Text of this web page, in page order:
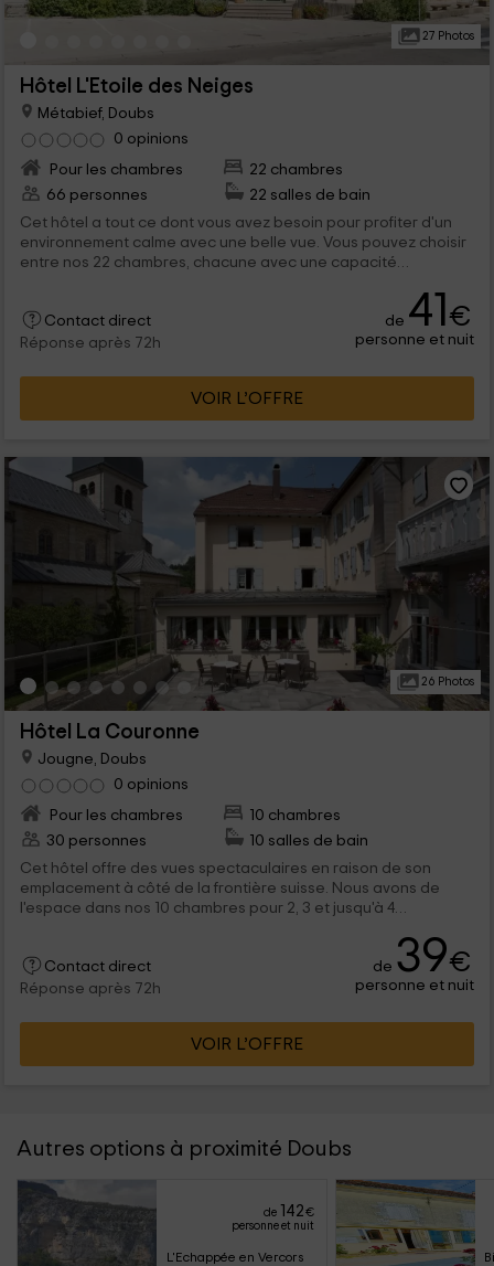
27 Photos
Hôtel L'Etoile des Neiges
Métabief, Doubs
0 opinions
Pour les chambres
22 chambres
66 personnes
22 salles de bain
Cet hôtel a tout ce dont vous avez besoin pour profiter d'un
environnement calme avec une belle vue. Vous pouvez choisir
entre nos 22 chambres, chacune avec une capacité
Contact direct
Réponse après 72h
de 41€
personne et nuit
VOIR L’OFFRE
26 Photos
Hôtel La Couronne
Jougne, Doubs
0 opinions
Pour les chambres
10 chambres
30 personnes
10 salles de bain
Cet hôtel offre des vues spectaculaires en raison de son
emplacement à côté de la frontière suisse. Nous avons de
l'espace dans nos 10 chambres pour 2, 3 et jusqu'à 4
Contact direct
Réponse après 72h
de 39€
personne et nuit
VOIR L’OFFRE
Autres options à proximité Doubs
de 142€
personne et nuit
L'Echappée en Vercors